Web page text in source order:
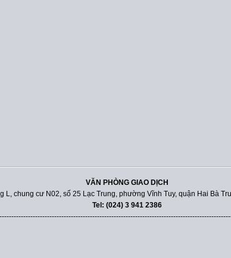
VĂN PHÒNG GIAO DỊCH
L, chung cư N02, số 25 Lạc Trung, phường Vĩnh Tuy, quận Hai Bà
Tel: (024) 3 941 2386